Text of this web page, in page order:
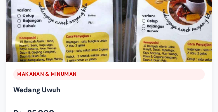
MAKANAN & MINUMAN
Wedang Uwuh